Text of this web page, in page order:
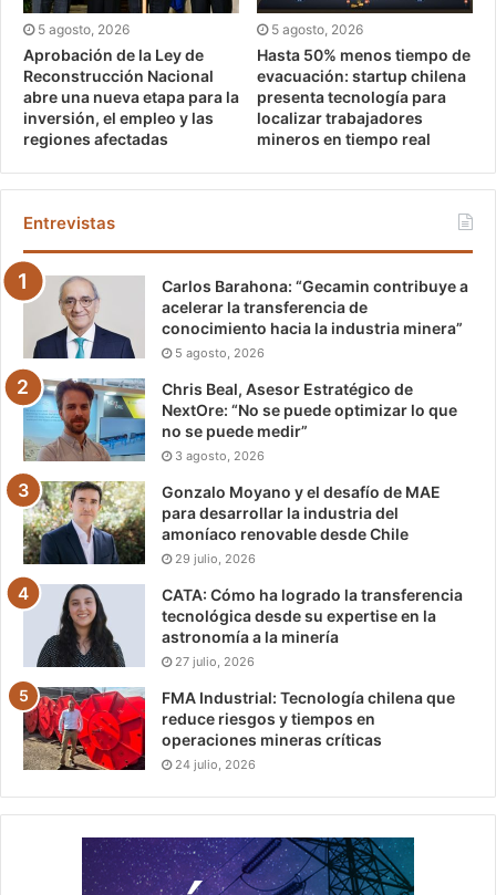
5 agosto, 2026
Aprobación de la Ley de
Reconstrucción Nacional
abre una nueva etapa para la
inversión, el empleo y las
regiones afectadas
5 agosto, 2026
Hasta 50% menos tiempo de
evacuación: startup chilena
presenta tecnología para
localizar trabajadores
mineros en tiempo real
Entrevistas
Carlos Barahona: “Gecamin contribuye a
acelerar la transferencia de
conocimiento hacia la industria minera”
5 agosto, 2026
Chris Beal, Asesor Estratégico de
NextOre: “No se puede optimizar lo que
no se puede medir”
3 agosto, 2026
Gonzalo Moyano y el desafío de MAE
para desarrollar la industria del
amoníaco renovable desde Chile
29 julio, 2026
CATA: Cómo ha logrado la transferencia
tecnológica desde su expertise en la
astronomía a la minería
27 julio, 2026
FMA Industrial: Tecnología chilena que
reduce riesgos y tiempos en
operaciones mineras críticas
24 julio, 2026